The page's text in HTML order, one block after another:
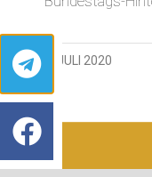
8. JULI 2020